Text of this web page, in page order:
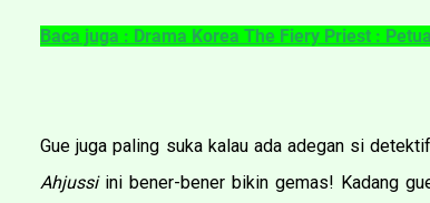
Baca juga : Drama Korea The Fiery Priest :
Gue juga paling suka kalau ada adegan si
Ahjussiini bener-bener bikin gemas! Kadang